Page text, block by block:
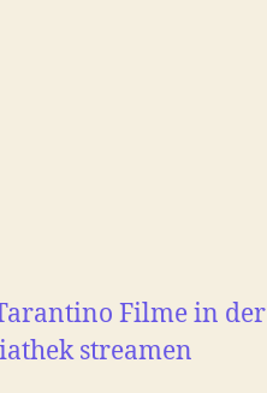
Filme in der
streamen